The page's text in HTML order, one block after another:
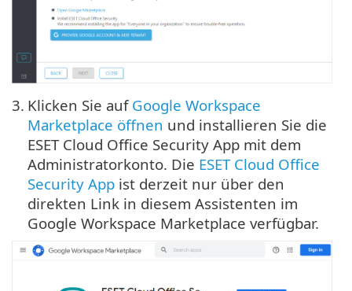
3. Klicken Sie auf Google Workspace
Marketplace öffnen und installieren Sie die
ESET Cloud Office Security App mit dem
Administratorkonto. Die ESET Cloud Office
Security App ist derzeit nur über den
direkten Link in diesem Assistenten im
Google Workspace Marketplace verfügbar.